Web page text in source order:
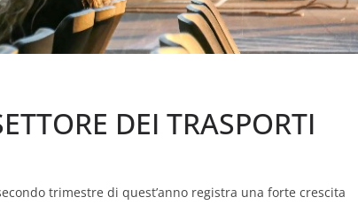
DEI TRASPORTI
trimestre di quest’anno registra una forte crescita